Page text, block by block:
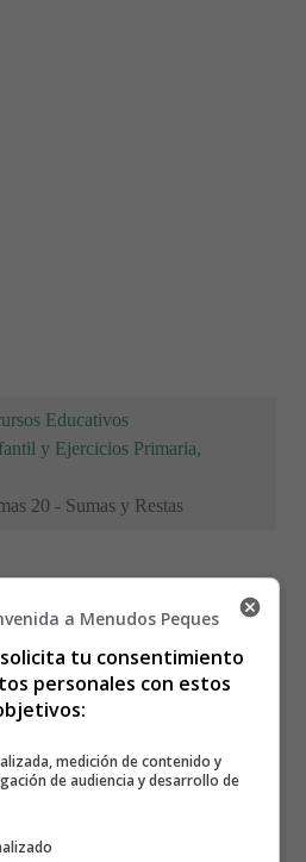
Educativos
y Ejercicios Primaria,
20 - Sumas y Restas
20 - Sumas y
problemas de
a Menudos Peques
tu consentimiento
personales con estos
medición de contenido y
de audiencia y desarrollo de